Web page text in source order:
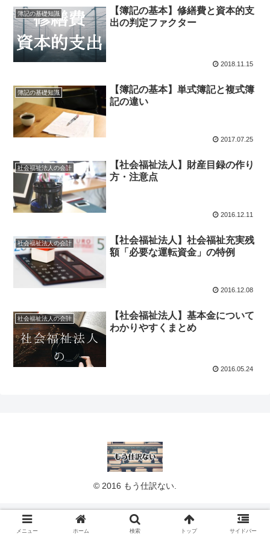
簿記の基礎知識
【簿記の基本】修繕費と資本的支
出の判定ファクター
2018.11.15
簿記の基礎知識
【簿記の基本】単式簿記と複式簿
記の違い
2017.07.25
社会福祉法人の会計
【社会福祉法人】財産目録の作り
方・注意点
2016.12.11
社会福祉法人の会計
【社会福祉法人】社会福祉充実残
額「必要な運転資金」の特例
2016.12.08
社会福祉法人の会計
【社会福祉法人】基本金について
わかりやすくまとめ
2016.05.24
© 2016 もう仕訳ない.
メニュー ホーム 検索 トップ サイドバー